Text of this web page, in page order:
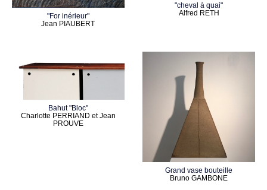
"For inérieur"
Jean PIAUBERT
"cheval à quai"
Alfred RETH
Bahut "Bloc"
Charlotte PERRIAND et Jean
PROUVE
Grand vase bouteille
Bruno GAMBONE